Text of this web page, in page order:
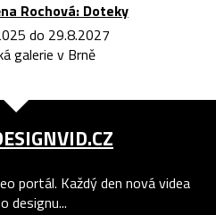
Rochová: Doteky
do 29.8.2027
galerie v Brně
portál. Každý den nová videa
designu...